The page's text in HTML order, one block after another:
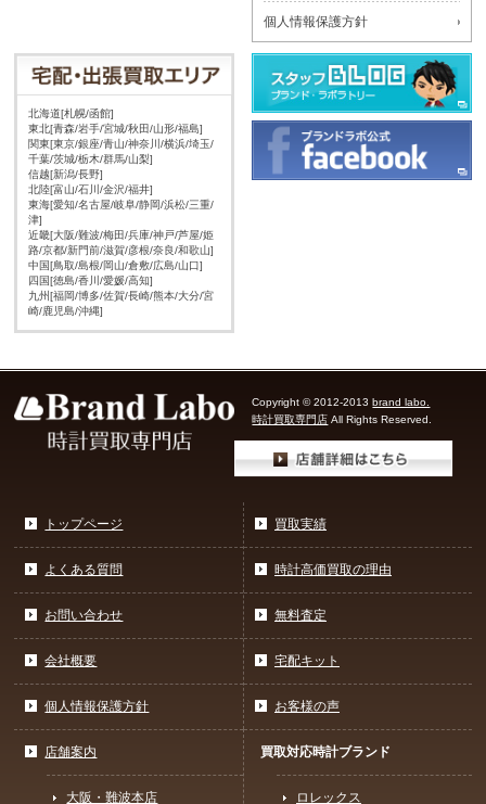
個人情報保護方針
北海道[札幌/函館]
東北[青森/岩手/宮城/秋田/山形/福島]
関東[東京/銀座/青山/神奈川/横浜/埼玉/
千葉/茨城/栃木/群馬/山梨]
信越[新潟/長野]
北陸[富山/石川/金沢/福井]
東海[愛知/名古屋/岐阜/静岡/浜松/三重/
津]
近畿[大阪/難波/梅田/兵庫/神戸/芦屋/姫
路/京都/新門前/滋賀/彦根/奈良/和歌山]
中国[鳥取/島根/岡山/倉敷/広島/山口]
四国[徳島/香川/愛媛/高知]
九州[福岡/博多/佐賀/長崎/熊本/大分/宮
崎/鹿児島/沖縄]
Copyright © 2012-2013brand labo.
時計買取専門店 All Rights Reserved.
トップページ
よくある質問
お問い合わせ
会社概要
個人情報保護方針
買取実績
時計高価買取の理由
無料査定
宅配キット
お客様の声
店舗案内
大阪・難波本店
買取対応時計ブランド
ロレックス